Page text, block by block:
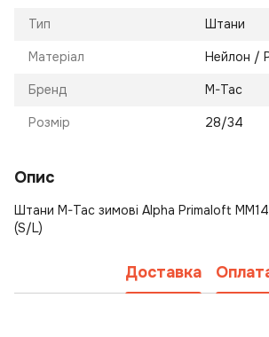
Тип Штани
Матеріал Нейлон /
Бренд M-Tac
Розмір 28/34
Опис
Штани M-Tac зимові Alpha Primaloft MM14
(S/L)
Доставка